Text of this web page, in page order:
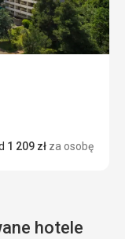
1 209 zł za osobę
hotele